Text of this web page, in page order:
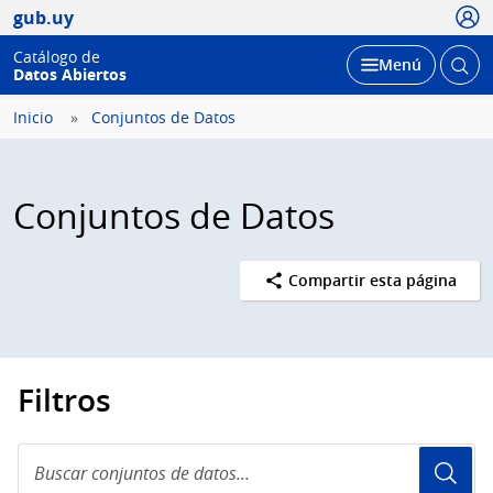
gub.uy
Catálogo de
Datos Abiertos
Desplegar
Menú Abrir
Inicio Conjuntos de Datos
Conjuntos de Datos
Compartir esta página
Filtros
conjuntos